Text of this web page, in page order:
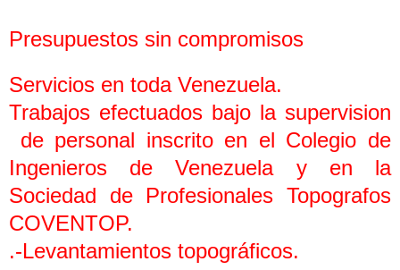
Presupuestos sin compromisos
Servicios en toda Venezuela.
Trabajos efectuados bajo la supervision
de personal inscrito en el Colegio de
Ingenieros de Venezuela y en la
Sociedad de Profesionales Topografos
COVENTOP.
.-Levantamientos topográficos.